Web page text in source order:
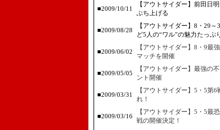
■2009/10/11
【アウトサイダー】前田日
ぶち上げる
■2009/08/28
【アウトサイダー】8・29
ど5人の“ワル”の魅力たっぷ
■2009/06/02
【アウトサイダー】8・9最
マッチを開催
■2009/05/05
【アウトサイダー】最強の
ント開催
■2009/03/31
【アウトサイダー】5・5第
れ！
■2009/03/16
【アウトサイダー】5・5最
戦の開催決定！